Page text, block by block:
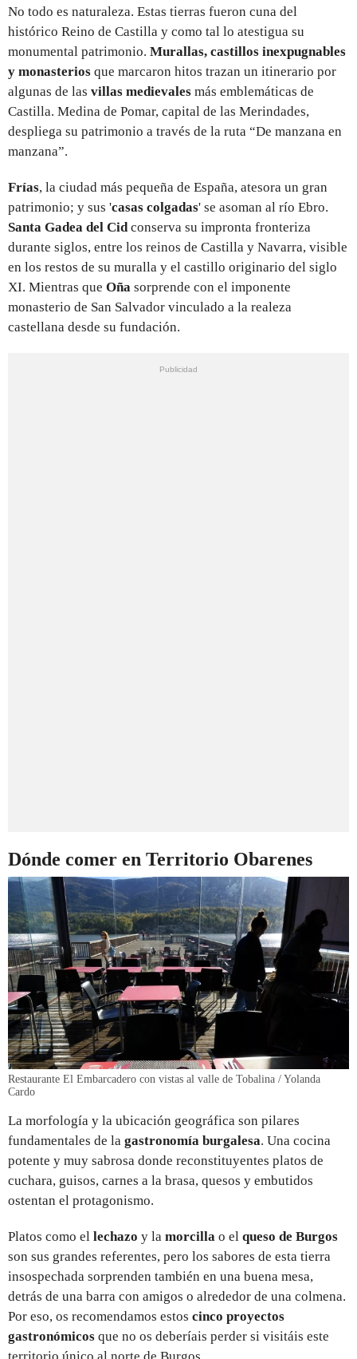
No todo es naturaleza. Estas tierras fueron cuna del
histórico Reino de Castilla y como tal lo atestigua su
monumental patrimonio. Murallas, castillos inexpugnables
y monasterios que marcaron hitos trazan un itinerario por
algunas de las villas medievales más emblemáticas de
Castilla. Medina de Pomar, capital de las Merindades,
despliega su patrimonio a través de la ruta “De manzana en
manzana”.
Frías, la ciudad más pequeña de España, atesora un gran
patrimonio; y sus 'casas colgadas' se asoman al río Ebro.
Santa Gadea del Cidconserva su impronta fronteriza
durante siglos, entre los reinos de Castilla y Navarra, visible
en los restos de su muralla y el castillo originario del siglo
XI. Mientras que Oña sorprende con el imponente
monasterio de San Salvador vinculado a la realeza
castellana desde su fundación.
Dónde comer en Territorio Obarenes
Restaurante El Embarcadero con vistas al valle de Tobalina / Yolanda
Cardo
La morfología y la ubicación geográfica son pilares
fundamentales de la gastronomía burgalesa. Una cocina
potente y muy sabrosa donde reconstituyentes platos de
cuchara, guisos, carnes a la brasa, quesos y embutidos
ostentan el protagonismo.
Platos como el lechazo y la morcilla o el queso de Burgos
son sus grandes referentes, pero los sabores de esta tierra
insospechada sorprenden también en una buena mesa,
detrás de una barra con amigos o alrededor de una colmena.
Por eso, os recomendamos estos cinco proyectos
gastronómicos que no os deberíais perder si visitáis este